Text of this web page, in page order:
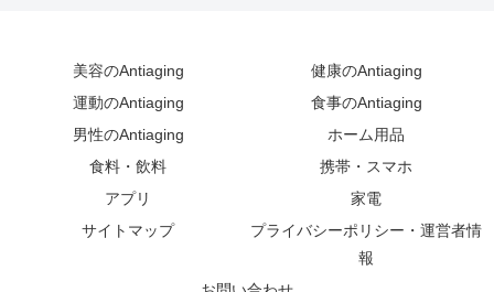
美容のAntiaging
健康のAntiaging
運動のAntiaging
食事のAntiaging
男性のAntiaging
ホーム用品
食料・飲料
携帯・スマホ
アプリ
家電
サイトマップ
プライバシーポリシー・運営者情
報